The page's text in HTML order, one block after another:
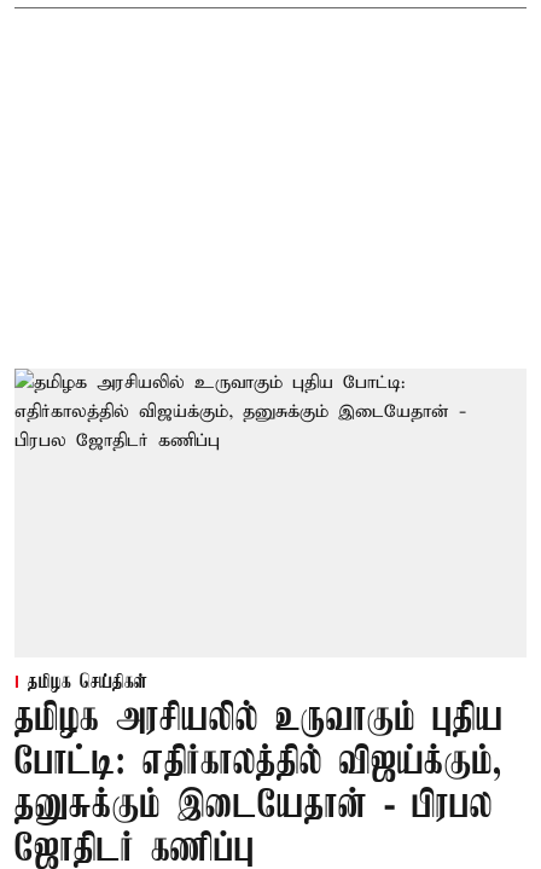
தமிழக செய்திகள்
தமிழக அரசியலில் உருவாகும் புதிய
போட்டி: எதிர்காலத்தில் விஜய்க்கும்,
தனுசுக்கும் இடையேதான் - பிரபல
ஜோதிடர் கணிப்பு